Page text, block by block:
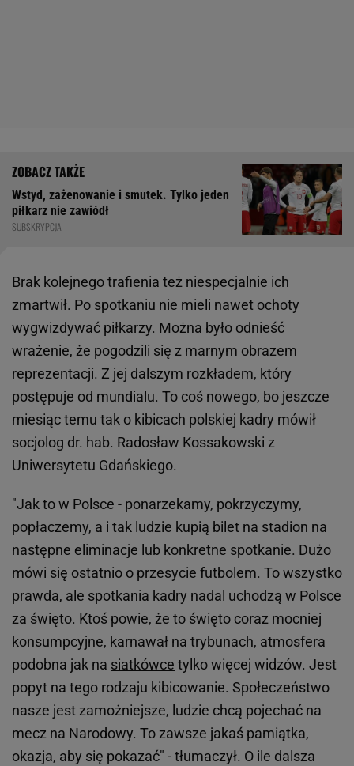
Wstyd, zażenowanie i smutek. Tylko jeden
piłkarz nie zawiódł
SUBSKRYPCJA
Brak kolejnego trafienia też niespecjalnie ich
zmartwił. Po spotkaniu nie mieli nawet ochoty
wygwizdywać piłkarzy. Można było odnieść
wrażenie, że pogodzili się z marnym obrazem
reprezentacji. Z jej dalszym rozkładem, który
postępuje od mundialu. To coś nowego, bo jeszcze
miesiąc temu tak o kibicach polskiej kadry mówił
socjolog dr. hab. Radosław Kossakowski z
Uniwersytetu Gdańskiego.
"Jak to w Polsce - ponarzekamy, pokrzyczymy,
popłaczemy, a i tak ludzie kupią bilet na stadion na
następne eliminacje lub konkretne spotkanie. Dużo
mówi się ostatnio o przesycie futbolem. To wszystko
prawda, ale spotkania kadry nadal uchodzą w Polsce
za święto. Ktoś powie, że to święto coraz mocniej
konsumpcyjne, karnawał na trybunach, atmosfera
podobna jak na siatkówce tylko więcej widzów. Jest
popyt na tego rodzaju kibicowanie. Społeczeństwo
nasze jest zamożniejsze, ludzie chcą pojechać na
mecz na Narodowy. To zawsze jakaś pamiątka,
okazja, aby się pokazać" - tłumaczył. O ile dalsza